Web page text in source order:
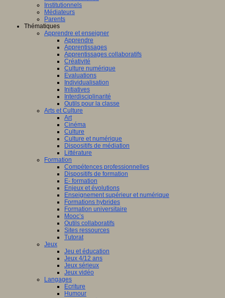
Institutionnels
Médiateurs
Parents
Thématiques
Apprendre et enseigner
Apprendre
Apprentissages
Apprentissages collaboratifs
Créativité
Culture numérique
Evaluations
Individualisation
Initiatives
Interdisciplinarité
Outils pour la classe
Arts et Culture
Art
Cinéma
Culture
Culture et numérique
Dispositifs de médiation
Littérature
Formation
Compétences professionnelles
Dispositifs de formation
E- formation
Enjeux et évolutions
Enseignement supérieur et numérique
Formations hybrides
Formation universitaire
Mooc’s
Outils collaboratifs
Sites ressources
Tutorat
Jeux
Jeu et éducation
Jeux 4/12 ans
Jeux sérieux
Jeux vidéo
Langages
Ecriture
Humour